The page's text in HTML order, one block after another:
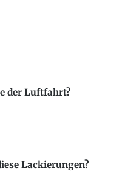
der Luftfahrt?
Lackierungen?